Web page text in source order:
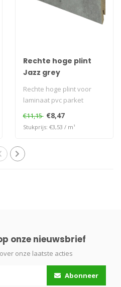
Rechte hoge plint
Jazz grey
Rechte hoge plint voor
laminaat pvc parket
€11,15 €8,47
Stukprijs: €3,53 / m¹
onze nieuwsbrief
onze laatste acties
Abonneer